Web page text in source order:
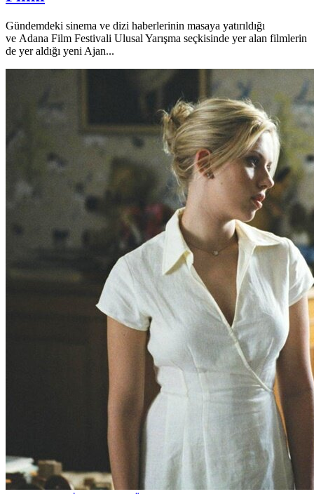
Gündemdeki sinema ve dizi haberlerinin masaya yatırıldığı
ve Adana Film Festivali Ulusal Yarışma seçkisinde yer alan filmlerin
de yer aldığı yeni Ajan...